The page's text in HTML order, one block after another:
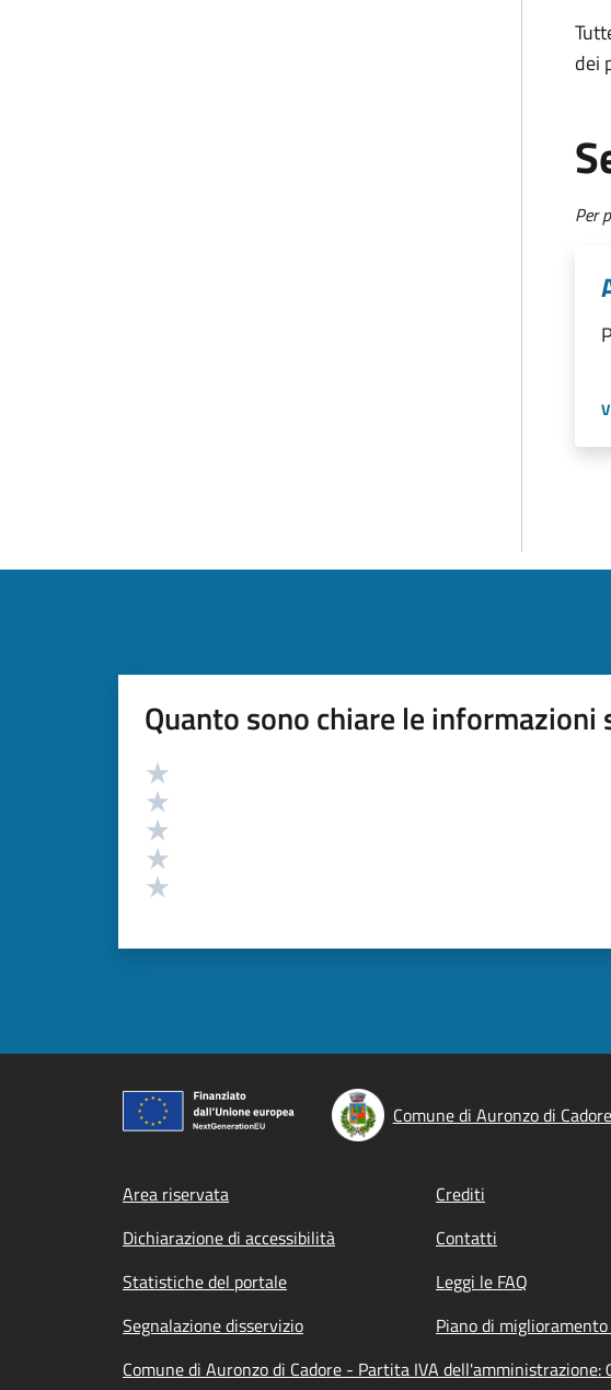
dei
Per
Quanto sono chiare le informazioni
Valutazione
Comune di Auronzo di Cadore
Footer menu
Area riservata Crediti
Dichiarazione di accessibilità
Contatti
Statistiche del portale
Leggi le FAQ
Segnalazione disservizio
Piano di
Comune di Auronzo di Cadore - Partita IVA